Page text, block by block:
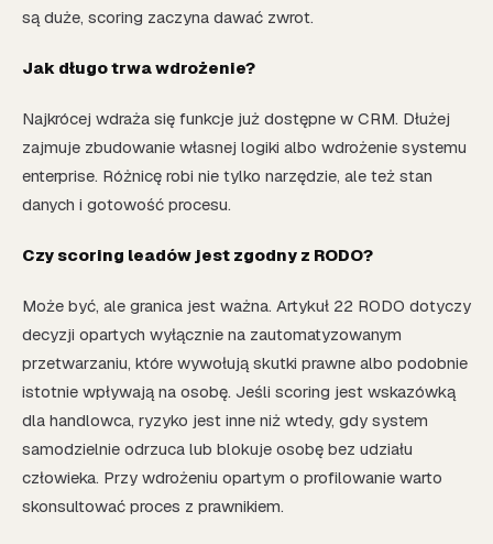
są duże, scoring zaczyna dawać zwrot.
Jak długo trwa wdrożenie?
Najkrócej wdraża się funkcje już dostępne w CRM. Dłużej
zajmuje zbudowanie własnej logiki albo wdrożenie systemu
enterprise. Różnicę robi nie tylko narzędzie, ale też stan
danych i gotowość procesu.
Czy scoring leadów jest zgodny z RODO?
Może być, ale granica jest ważna. Artykuł 22 RODO dotyczy
decyzji opartych wyłącznie na zautomatyzowanym
przetwarzaniu, które wywołują skutki prawne albo podobnie
istotnie wpływają na osobę. Jeśli scoring jest wskazówką
dla handlowca, ryzyko jest inne niż wtedy, gdy system
samodzielnie odrzuca lub blokuje osobę bez udziału
człowieka. Przy wdrożeniu opartym o profilowanie warto
skonsultować proces z prawnikiem.